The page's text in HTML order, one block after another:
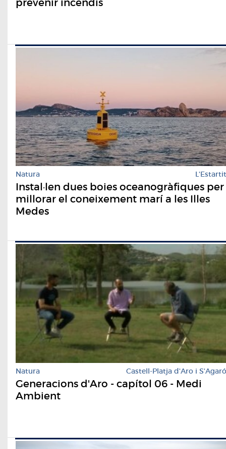
Natura L'Estartit
Instal·len dues boies oceanogràfiques per
millorar el coneixement marí a les Illes
Medes
Natura Castell-Platja d'Aro i S'Agaró
Generacions d'Aro - capítol 06 - Medi
Ambient